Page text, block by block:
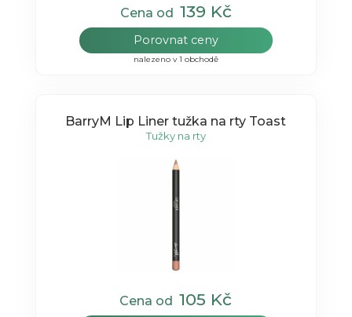
Cena od 139 Kč
Porovnat ceny
nalezeno v 1 obchodě
BarryM Lip Liner tužka na rty Toast
Tužky na rty
Cena od105 Kč